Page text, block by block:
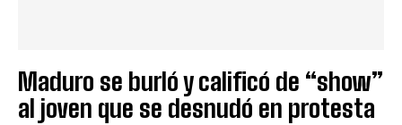
Maduro se burló y calificó de “show”
al joven que se desnudó en protesta